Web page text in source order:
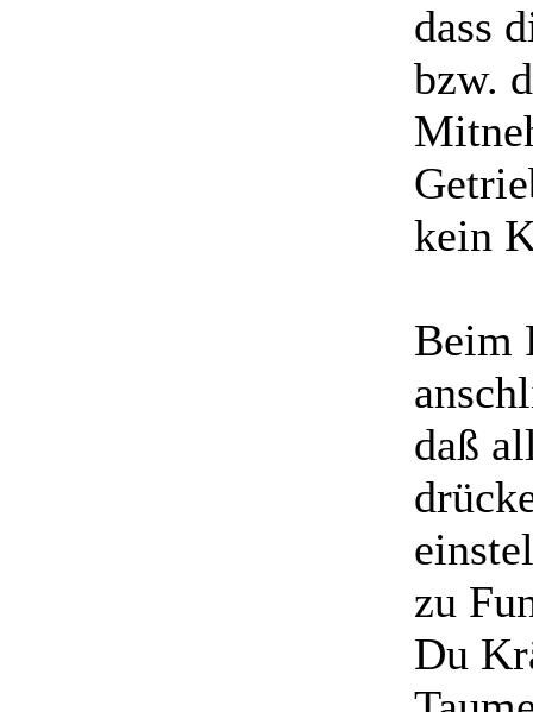
dass
bzw.
kein
Beim
daß
zu
Du